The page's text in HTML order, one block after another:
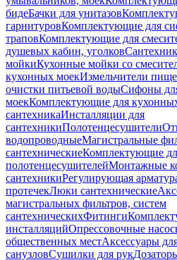
бидеБачки для унитазов
гарнитуровКомплектующие для
траповКомплектующие для
душевых кабин, уголков
мойкиКухонные мойки со
кухонных моекИзмельчители
очистки питьевой водыСифоны
моекКомплектующие для
сантехникаИнсталляции для
сантехникиПолотенцесушители
водопроводныеМагистральные
сантехническиеКомплектующие
полотенцесушителейМонтажные
сантехникиРегулирующая
протечекЛюки сантехнические
магистральных фильтров, систем
сантехническихФитинги
инсталляцийОпрессовочные
общественных местАксессуары
санузловСушилки для рук